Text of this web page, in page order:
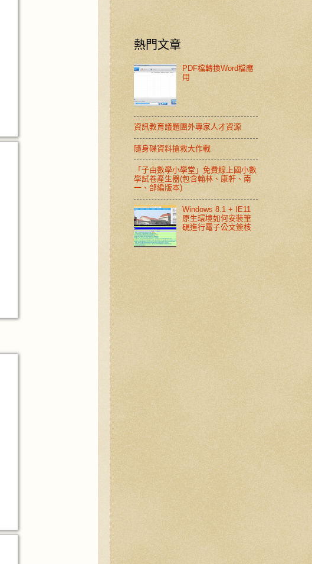
熱門文章
PDF檔轉換Word檔應
用
資訊教育議題團外專家人才資源
隨身碟資料搶救大作戰
「子由數學小學堂」免費線上國小數
學試卷產生器(包含翰林、康軒、南
一、部編版本)
Windows 8.1 + IE11
原生環境如何安裝筆
硯進行電子公文簽核